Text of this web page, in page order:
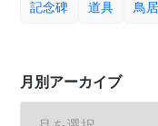
記念碑 道具 鳥
月別アーカイブ